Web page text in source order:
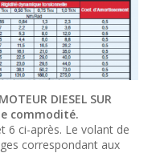
DIESEL SUR
commodité.
6 ci-après. Le volant de
correspondant aux